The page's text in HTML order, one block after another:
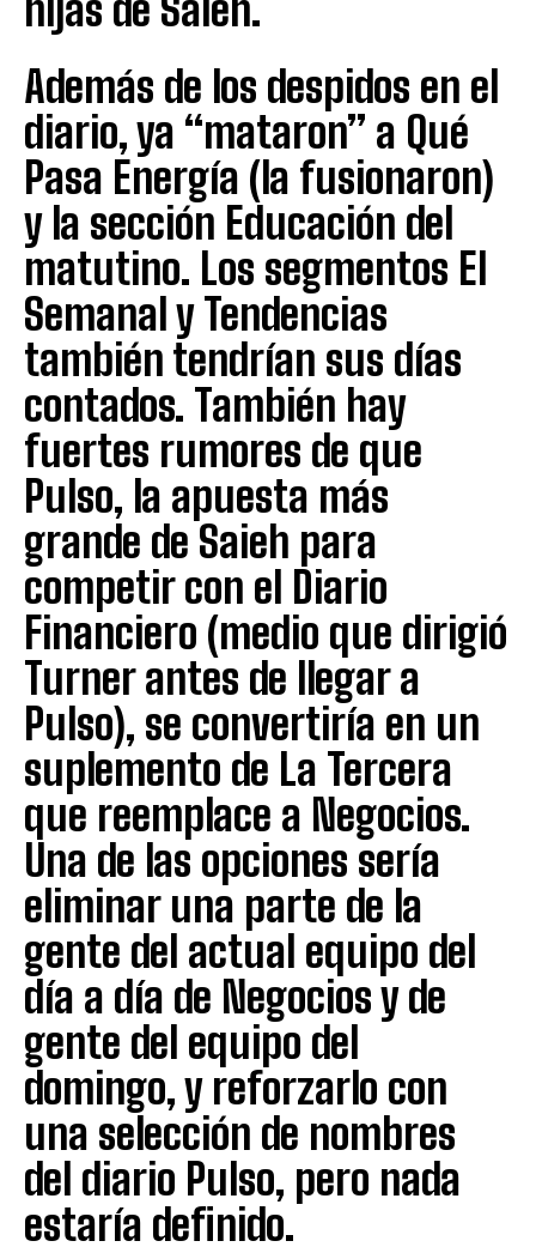
hijas de Saieh.
Además de los despidos en el
diario, ya “mataron” a Qué
Pasa Energía (la fusionaron)
y la sección Educación del
matutino. Los segmentos El
Semanal y Tendencias
también tendrían sus días
contados. También hay
fuertes rumores de que
Pulso, la apuesta más
grande de Saieh para
competir con el Diario
Financiero (medio que dirigió
Turner antes de llegar a
Pulso), se convertiría en un
suplemento de La Tercera
que reemplace a Negocios.
Una de las opciones sería
eliminar una parte de la
gente del actual equipo del
día a día de Negocios y de
gente del equipo del
domingo, y reforzarlo con
una selección de nombres
del diario Pulso, pero nada
estaría definido.